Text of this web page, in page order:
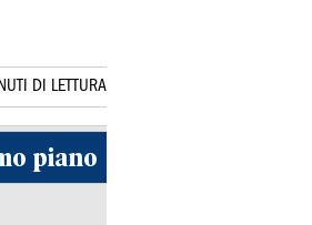
DI LETTURA
piano